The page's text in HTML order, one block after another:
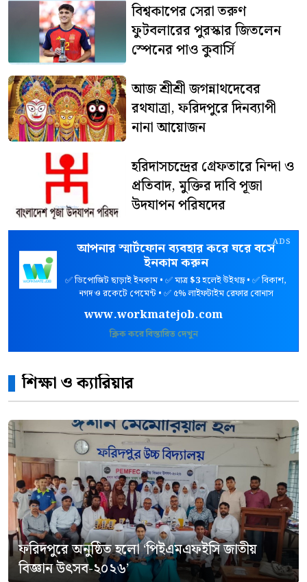
বিশ্বকাপের সেরা তরুণ
ফুটবলারের পুরস্কার জিতলেন
স্পেনের পাও কুবার্সি
আজ শ্রীশ্রী জগন্নাথদেবের
রথযাত্রা, ফরিদপুরে দিনব্যাপী
নানা আয়োজন
হরিদাসচন্দ্রের গ্রেফতারে নিন্দা ও
প্রতিবাদ, মুক্তির দাবি পূজা
উদযাপন পরিষদের
ADS
আপনার স্মার্টফোন ব্যবহার করে ঘরে বসে
ইনকাম করুন
✅ ডিপোজিট ছাড়াই ইনকাম • ✅ মাত্র$3হলেই উইথড্র • ✅ বিকাশ,
নগদ ও রকেটে পেমেন্ট • ✅ ৫% লাইফটাইম রেফার বোনাস
www.workmatejob.com
ক্লিক করে বিস্তারিত দেখুন
শিক্ষা ও ক্যারিয়ার
ফরিদপুরে অনুষ্ঠিত হলো ‘পিইএমএফইসি জাতীয়
বিজ্ঞান উৎসব-২০২৬’